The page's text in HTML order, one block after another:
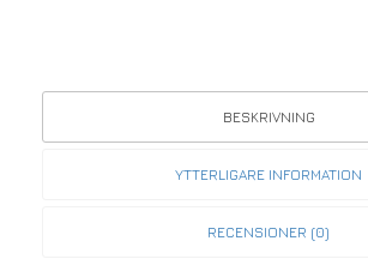
BESKRIVNING
YTTERLIGARE INFORMATION
RECENSIONER (0)